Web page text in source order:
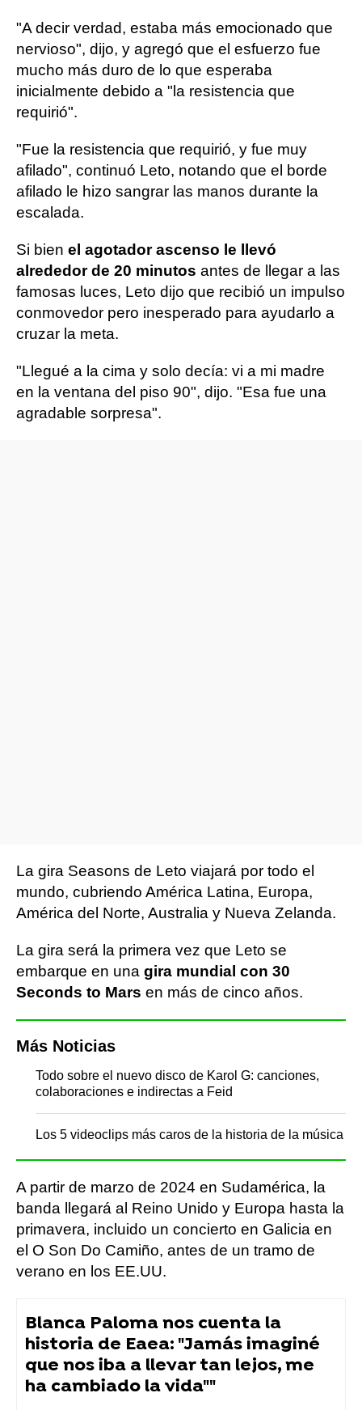
"A decir verdad, estaba más emocionado que
nervioso", dijo, y agregó que el esfuerzo fue
mucho más duro de lo que esperaba
inicialmente debido a "la resistencia que
requirió".
"Fue la resistencia que requirió, y fue muy
afilado", continuó Leto, notando que el borde
afilado le hizo sangrar las manos durante la
escalada.
Si bien el agotador ascenso le llevó
alrededor de 20 minutos antes de llegar a las
famosas luces, Leto dijo que recibió un impulso
conmovedor pero inesperado para ayudarlo a
cruzar la meta.
"Llegué a la cima y solo decía: vi a mi madre
en la ventana del piso 90", dijo. "Esa fue una
agradable sorpresa".
La gira Seasons de Leto viajará por todo el
mundo, cubriendo América Latina, Europa,
América del Norte, Australia y Nueva Zelanda.
La gira será la primera vez que Leto se
embarque en una gira mundial con 30
Seconds to Mars en más de cinco años.
Más Noticias
Todo sobre el nuevo disco de Karol G: canciones,
colaboraciones e indirectas a Feid
Los 5 videoclips más caros de la historia de la música
A partir de marzo de 2024 en Sudamérica, la
banda llegará al Reino Unido y Europa hasta la
primavera, incluido un concierto en Galicia en
el O Son Do Camiño, antes de un tramo de
verano en los EE.UU.
Blanca Paloma nos cuenta la
historia de Eaea: "Jamás imaginé
que nos iba a llevar tan lejos, me
ha cambiado la vida""